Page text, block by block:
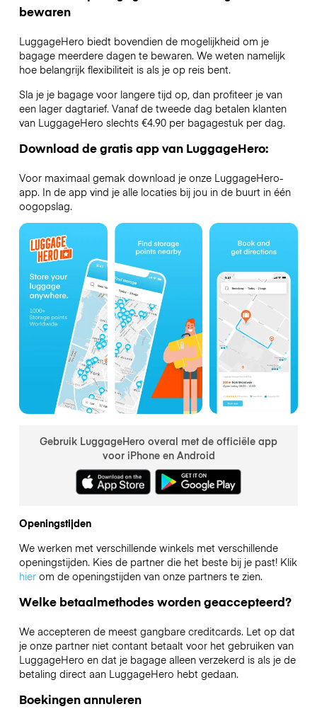
bewaren
LuggageHero biedt bovendien de mogelijkheid om je
bagage meerdere dagen te bewaren. We weten namelijk
hoe belangrijk flexibiliteit is als je op reis bent.
Sla je je bagage voor langere tijd op, dan profiteer je van
een lager dagtarief. Vanaf de tweede dag betalen klanten
van LuggageHero slechts €4.90 per bagagestuk per dag.
Download de gratis app van LuggageHero:
Voor maximaal gemak download je onze LuggageHero-
app. In de app vind je alle locaties bij jou in de buurt in één
oogopslag.
Gebruik LuggageHero overal met de officiële app
voor iPhone en Android
Openingstijden
We werken met verschillende winkels met verschillende
openingstijden. Kies de partner die het beste bij je past! Klik
hierom de openingstijden van onze partners te zien.
Welke betaalmethodes worden geaccepteerd?
We accepteren de meest gangbare creditcards. Let op dat
je onze partner niet contant betaalt voor het gebruiken van
LuggageHero en dat je bagage alleen verzekerd is als je de
betaling direct aan LuggageHero hebt gedaan.
Boekingen annuleren